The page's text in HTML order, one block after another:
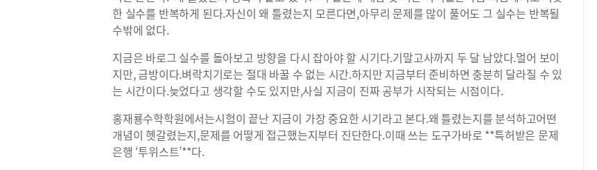
한 실수를 반복하게 된다.자신이 왜 틀렸는지 모른다면,아무리 문제를 많이 풀어도 그 실수는 반복될
수밖에 없다.
지금은 바로그 실수를 돌아보고 방향을 다시 잡아야 할 시기다.기말고사까지 두 달 남았다.멀어 보이
지만, 금방이다.벼락치기로는 절대 바꿀 수 없는 시간.하지만 지금부터 준비하면 충분히 달라질 수 있
는 시간이다.늦었다고 생각할 수도 있지만,사실 지금이 진짜 공부가 시작되는 시점이다.
홍재룡수학학원에서는시험이 끝난 지금이 가장 중요한 시기라고 본다.왜 틀렸는지를 분석하고어떤
개념이 헷갈렸는지,문제를 어떻게 접근했는지부터 진단한다.이때 쓰는 도구가바로 **특허받은 문제
은행 ‘투위스트’**다.